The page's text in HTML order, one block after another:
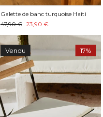
Galette de banc turquoise Haiti
47,90 € 23,90 €
Vendu 17%